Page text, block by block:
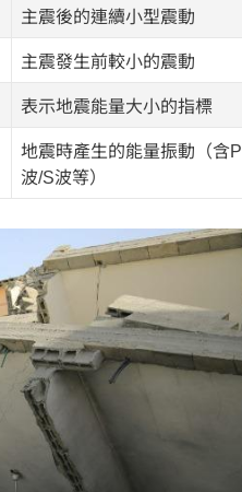
主震後的連續小型震動
主震發生前較小的震動
表示地震能量大小的指標
地震時產生的能量振動（含P
波/S波等）